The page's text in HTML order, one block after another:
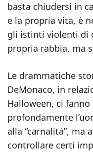
basta chiudersi in
e la propria vita, è
gli istinti violenti di
propria rabbia, ma
Le drammatiche
DeMonaco, in
Halloween, ci
profondamente
alla “carnalità”, ma
controllare certi